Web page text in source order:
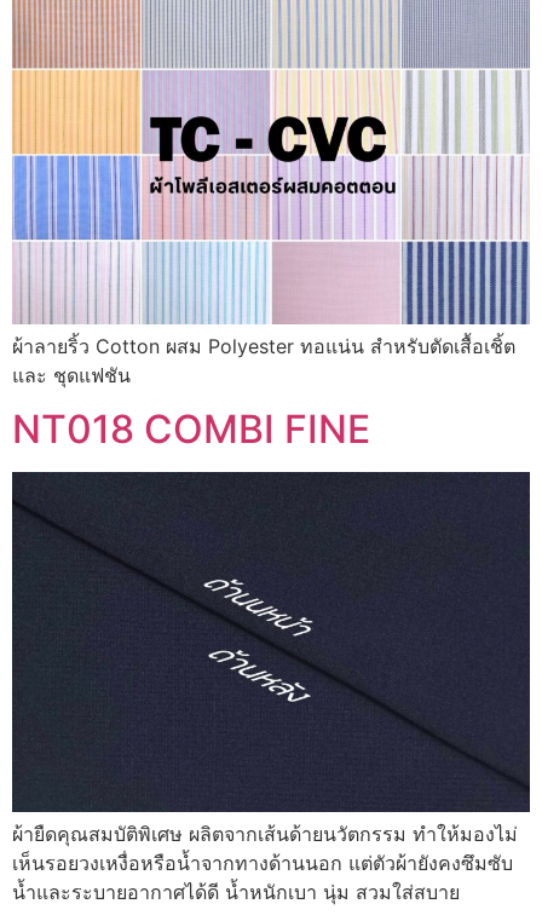
ผ้าลายริ้ว Cotton ผสม Polyester ทอแน่น สำหรับตัดเสื้อเชิ้ต
และ ชุดแฟชัน
NT018 COMBI FINE
ผ้ายืดคุณสมบัติพิเศษ ผลิตจากเส้นด้ายนวัตกรรม ทำให้มองไม่
เห็นรอยวงเหงื่อหรือน้ำจากทางด้านนอก แต่ตัวผ้ายังคงซึมซับ
น้ำและระบายอากาศได้ดี น้ำหนักเบา นุ่ม สวมใส่สบาย